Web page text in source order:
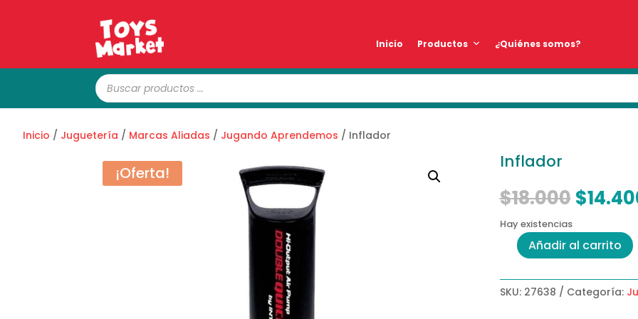
Inicio Productos ¿Quiénes somos?
Búsqueda
de
productos
Inicio / Juguetería / Marcas Aliadas / Jugando Aprendemos / Inflador
¡Oferta!
Inflador
$18.000 El
precio
original
era:
$18.000.
$
Hay existencias
InfladorAñadir al carrito
SKU: 27638 Categoría: